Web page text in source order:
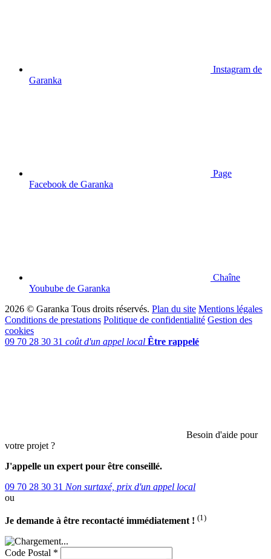
Instagram de
Garanka
Page
Facebook de Garanka
Chaîne
Youbube de Garanka
2026 © Garanka Tous droits réservés. Plan du site Mentions légales
Conditions de prestations Politique de confidentialité Gestion des
cookies
09 70 28 30 31 coût d'un appel local Être rappelé
Besoin d'aide pour
votre projet ?
J'appelle un expert pour être conseillé.
09 70 28 30 31 Non surtaxé, prix d'un appel local
ou
Je demande à être recontacté immédiatement ! (1)
Code Postal *